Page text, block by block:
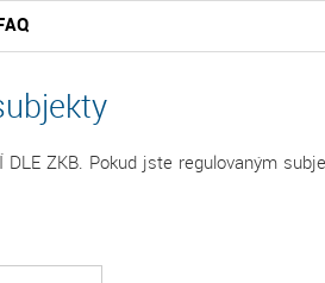
DLE ZKB. Pokud jste regulovaným